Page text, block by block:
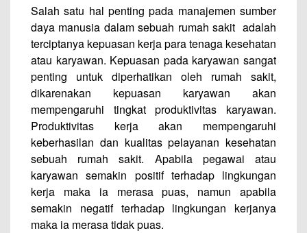
Salah satu hal penting pada manajemen sumber
daya manusia dalam sebuah rumah sakit adalah
terciptanya kepuasan kerja para tenaga kesehatan
atau karyawan. Kepuasan pada karyawan sangat
penting untuk diperhatikan oleh rumah sakit,
dikarenakan kepuasan karyawan akan
mempengaruhi tingkat produktivitas karyawan.
Produktivitas kerja akan mempengaruhi
keberhasilan dan kualitas pelayanan kesehatan
sebuah rumah sakit. Apabila pegawai atau
karyawan semakin positif terhadap lingkungan
kerja maka ia merasa puas, namun apabila
semakin negatif terhadap lingkungan kerjanya
maka ia merasa tidak puas.